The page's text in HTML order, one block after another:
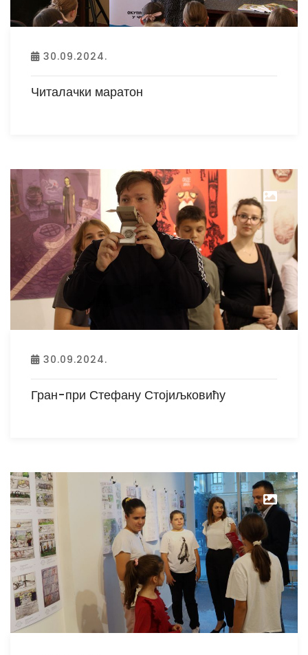
30.09.2024.
Читалачки маратон
30.09.2024.
Гран-при Стефану Стојиљковићу